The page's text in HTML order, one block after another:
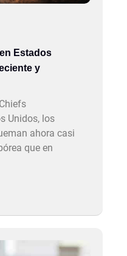
Estados
y
Unidos, los
ahora casi
que en